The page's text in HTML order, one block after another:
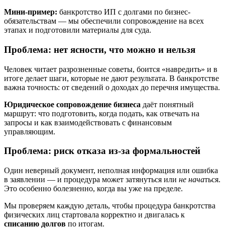
Мини-пример: банкротство ИП с долгами по бизнес-
обязательствам — мы обеспечили сопровождение на всех
этапах и подготовили материалы для суда.
Проблема: нет ясности, что можно и нельзя
Человек читает разрозненные советы, боится «навредить» и в
итоге делает шаги, которые не дают результата. В банкротстве
важна точность: от сведений о доходах до перечня имущества.
Юридическое сопровождение бизнеса даёт понятный
маршрут: что подготовить, когда подать, как отвечать на
запросы и как взаимодействовать с финансовым
управляющим.
Проблема: риск отказа из-за формальностей
Один неверный документ, неполная информация или ошибка
в заявлении — и процедура может затянуться или не начаться.
Это особенно болезненно, когда вы уже на пределе.
Мы проверяем каждую деталь, чтобы процедура банкротства
физических лиц стартовала корректно и двигалась к
списанию долгов по итогам.